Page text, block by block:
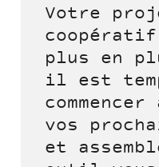
Votre
plus en
il est
vos
et